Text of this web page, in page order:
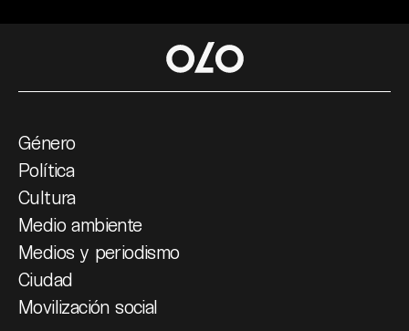
Género
Política
Cultura
Medio ambiente
Medios y periodismo
Ciudad
Movilización social